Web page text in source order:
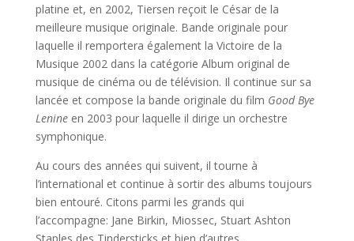
platine et, en 2002, Tiersen reçoit le César de la
meilleure musique originale. Bande originale pour
laquelle il remportera également la Victoire de la
Musique 2002 dans la catégorie Album original de
musique de cinéma ou de télévision. Il continue sur sa
lancée et compose la bande originale du film Good Bye
Lenine en 2003 pour laquelle il dirige un orchestre
symphonique.
Au cours des années qui suivent, il tourne à
l’international et continue à sortir des albums toujours
bien entouré. Citons parmi les grands qui
l’accompagne: Jane Birkin, Miossec, Stuart Ashton